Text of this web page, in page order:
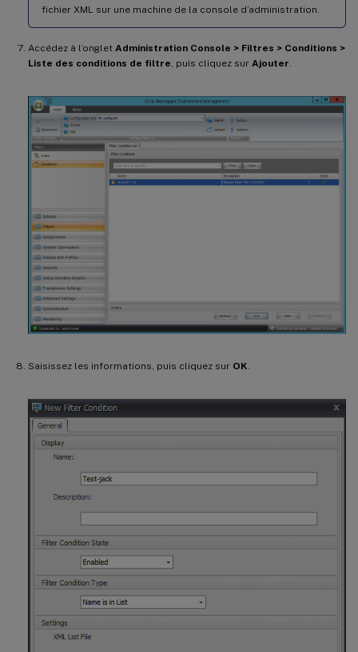
fichier XML sur une machine de la console d’administration.
Accédez à l’onglet Administration Console > Filtres > Conditions >
Liste des conditions de filtre, puis cliquez sur Ajouter.
Saisissez les informations, puis cliquez sur OK.